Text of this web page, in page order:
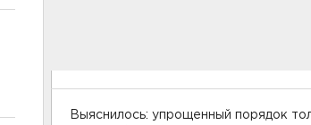
Выяснилось: упрощенный порядок